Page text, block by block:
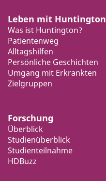
Leben mit Huntington
Was ist Huntington?
Patientenweg
Alltagshilfen
Persönliche Geschichten
Umgang mit Erkrankten
Zielgruppen
Forschung
Überblick
Studienüberblick
Studienteilnahme
HDBuzz